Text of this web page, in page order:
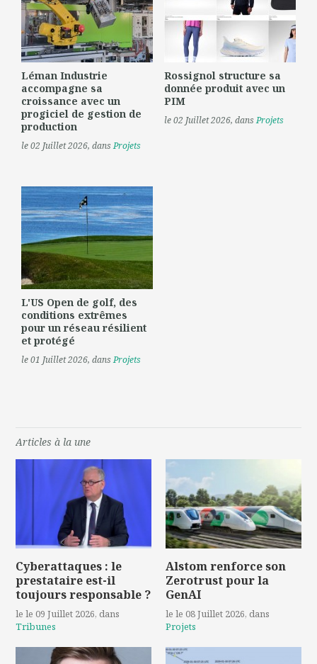
Léman Industrie
accompagne sa
croissance avec un
progiciel de gestion de
production
le 02 Juillet 2026, dansProjets
Rossignol structure sa
donnée produit avec un
PIM
le 02 Juillet 2026, dansProjets
L'US Open de golf, des
conditions extrêmes
pour un réseau résilient
et protégé
le 01 Juillet 2026, dansProjets
Articles à la une
Cyberattaques : le
prestataire est-il
toujours responsable ?
le le 09 Juillet 2026, dans
Tribunes
Alstom renforce son
Zerotrust pour la
GenAI
le le 08 Juillet 2026, dans
Projets